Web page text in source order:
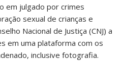
em julgado por crimes
sexual de crianças e
Nacional de Justiça (CNJ) a
em uma plataforma com os
inclusive fotografia.